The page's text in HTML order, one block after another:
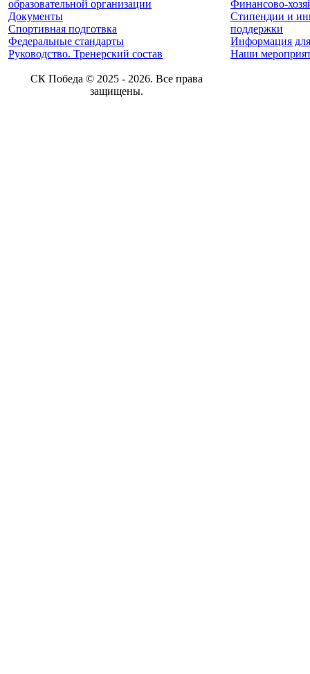
образовательной организации
Документы
Спортивная подготвка
Федеральные стандарты
Руководство. Тренерский состав
Финансово-
Стипендии и
поддержки
Информация
Наши
СК Победа © 2025 - 2026. Все права
защищены.